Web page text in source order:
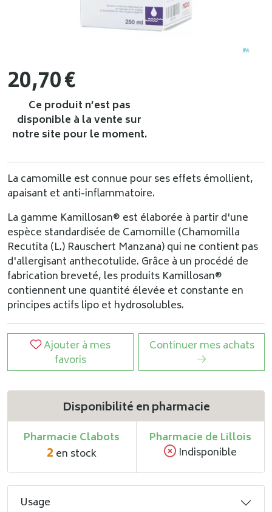
20,70€
Ce produit n’est pas
disponible à la vente sur
notre site pour le moment.
La camomille est connue pour ses effets émollient,
apaisant et anti-inflammatoire.
La gamme Kamillosan® est élaborée à partir d'une
espèce standardisée de Camomille (Chamomilla
Recutita (L.) Rauschert Manzana) qui ne contient pas
d'allergisant anthecotulide. Grâce à un procédé de
fabrication breveté, les produits Kamillosan®
contiennent une quantité élevée et constante en
principes actifs lipo et hydrosolubles.
Ajouter à mes
favoris
Continuer mes achats
Disponibilité en pharmacie
Pharmacie Clabots
2 en stock
Pharmacie de Lillois
Indisponible
Usage